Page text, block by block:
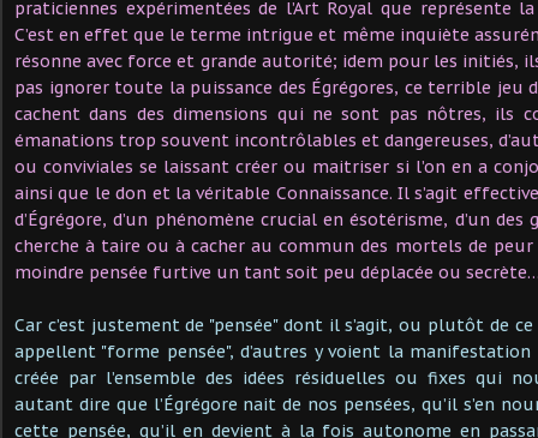
praticiennes expérimentées de l’Art Royal que représente
C’est en effet que le terme intrigue et même inquiète
résonne avec force et grande autorité; idem pour les initiés,
pas ignorer toute la puissance des Égrégores, ce terrible jeu
cachent dans des dimensions qui ne sont pas nôtres, ils
émanations trop souvent incontrôlables et dangereuses,
ou conviviales se laissant créer ou maitriser si l’on en a
ainsi que le don et la véritable Connaissance. Il s’agit
d’Égrégore, d’un phénomène crucial en ésotérisme, d’un des
cherche à taire ou à cacher au commun des mortels de peur
moindre pensée furtive un tant soit peu déplacée ou
Car c’est justement de "pensée" dont il s’agit, ou plutôt de
appellent "forme pensée", d’autres y voient la
créée par l’ensemble des idées résiduelles ou fixes qui
autant dire que l’Égrégore nait de nos pensées, qu’il s’en
cette pensée, qu’il en devient à la fois autonome en